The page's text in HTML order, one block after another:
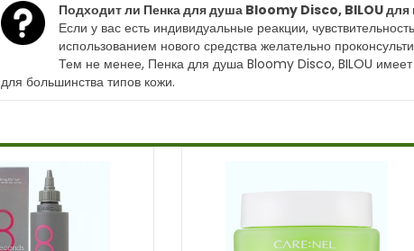
Подходит ли Пенка для душа Bloomy Disco, BILOU для
Если у вас есть индивидуальные реакции,
использованием нового средства желательно
Тем не менее, Пенка для душа Bloomy Disco, BILOU
для большинства типов кожи.